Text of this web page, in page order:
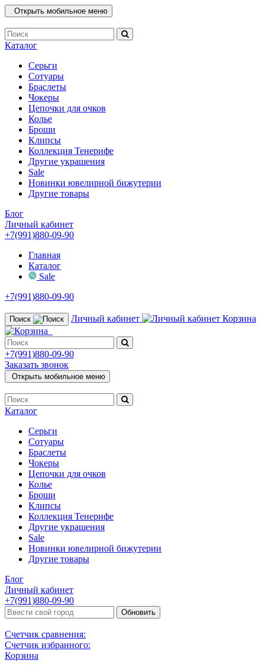
Открыть мобильное меню
Каталог
Серьги
Сотуары
Браслеты
Чокеры
Цепочки для очков
Колье
Броши
Клипсы
Коллекция Тенерифе
Другие украшения
Sale
Новинки ювелирной бижутерии
Другие товары
Блог
Личный кабинет
+7(991)880-09-90
Главная
Каталог
Sale
+7(991)880-09-90
Поиск Личный кабинет Корзина
+7(991)880-09-90
Заказать звонок
Открыть мобильное меню
Каталог
Серьги
Сотуары
Браслеты
Чокеры
Цепочки для очков
Колье
Броши
Клипсы
Коллекция Тенерифе
Другие украшения
Sale
Новинки ювелирной бижутерии
Другие товары
Блог
Личный кабинет
+7(991)880-09-90
Обновить
Счетчик сравнения:
Счетчик избранного:
Корзина